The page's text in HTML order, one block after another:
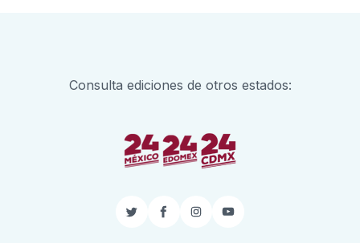
Consulta ediciones de otros estados:
TwitterFacebook
InstagramYouTube